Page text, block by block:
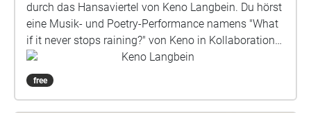
durch das Hansaviertel von Keno Langbein. Du hörst
eine Musik- und Poetry-Performance namens "What
if it never stops raining?" von Keno in Kollaboration
mit Sakré und Gastauftritten von Bindhumalini
Narayanaswamy, Mamta Sagar und
Ditty.Aufgenommen am 21. November 2024 im
Keno Langbein
free